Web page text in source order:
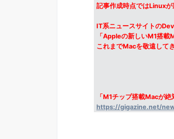
記事作成時点ではLinux
IT系ニュースサイトの
「Appleの新しいM1搭載
これまでMacを敬遠して
「M1チップ搭載Macが
https://gigazine.net/